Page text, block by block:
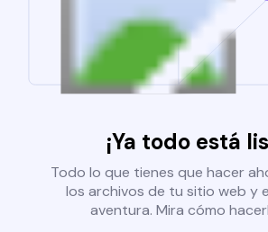
¡Ya todo está
Todo lo que tienes que hacer
los archivos de tu sitio web y
aventura. Mira cómo